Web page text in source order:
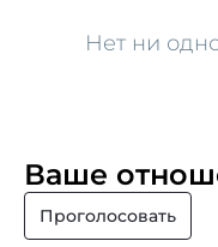
Нет ни
Ваше
Проголосовать